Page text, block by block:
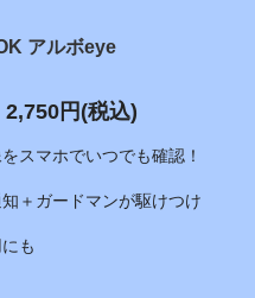
アルボeye
2,750 円(税込)
スマホでいつでも確認！
＋ガードマンが駆けつけ
も